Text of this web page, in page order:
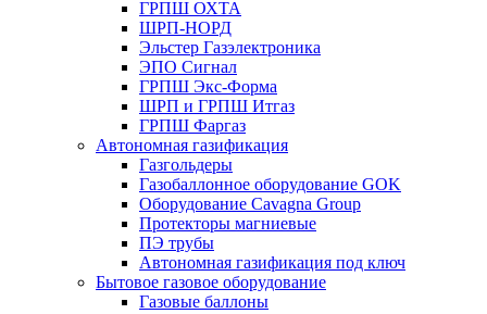
ГРПШ ОХТА
ШРП-НОРД
Эльстер Газэлектроника
ЭПО Сигнал
ГРПШ Экс-Форма
ШРП и ГРПШ Итгаз
ГРПШ Фаргаз
Автономная газификация
Газгольдеры
Газобаллонное оборудование GOK
Оборудование Cavagna Group
Протекторы магниевые
ПЭ трубы
Автономная газификация под ключ
Бытовое газовое оборудование
Газовые баллоны